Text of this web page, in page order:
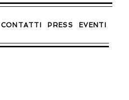
CONTATTI PRESS EVENTI